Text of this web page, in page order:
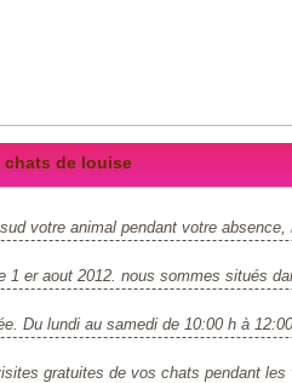
chats de louise
votre animal pendant votre
1 er aout 2012. nous sommes situés
Du lundi au samedi de 10:00 h à
gratuites de vos chats pendant